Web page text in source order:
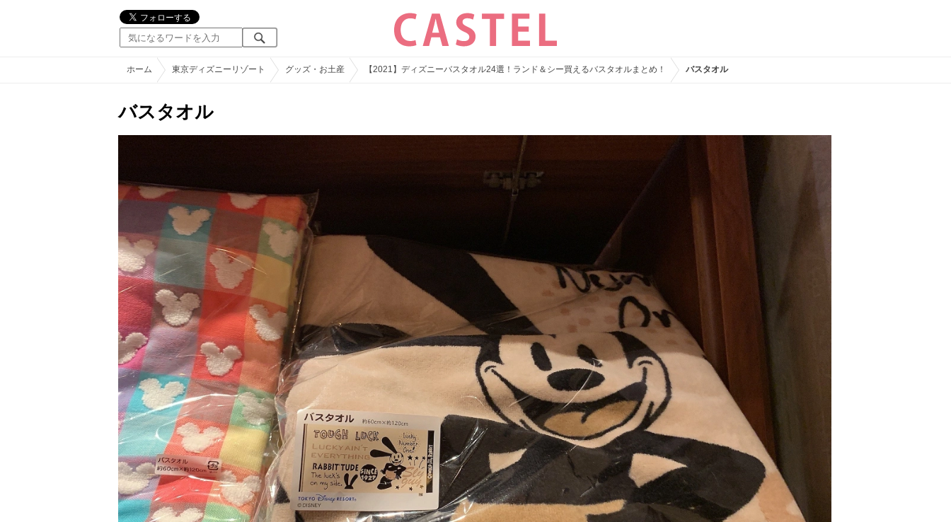
ホーム 東京ディズニーリゾート グッズ・お土産 【2021】ディズニーバスタオル24選！ランド＆シー買えるバスタオルまとめ！ バスタオル
バスタオル